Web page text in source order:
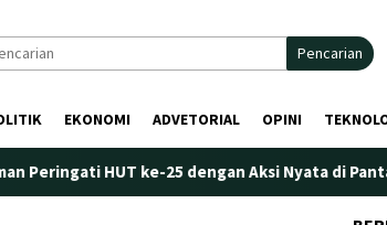
Pencarian
EKONOMI ADVETORIAL OPINI
25 dengan Aksi Nyata di Pantai Palippis: